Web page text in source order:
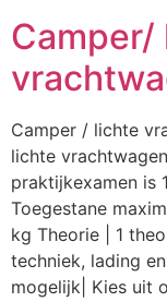
Camper/
Camper / lichte
lichte
praktijkexamen is
Toegestane
kg Theorie | 1
techniek, lading
mogelijk| Kies uit